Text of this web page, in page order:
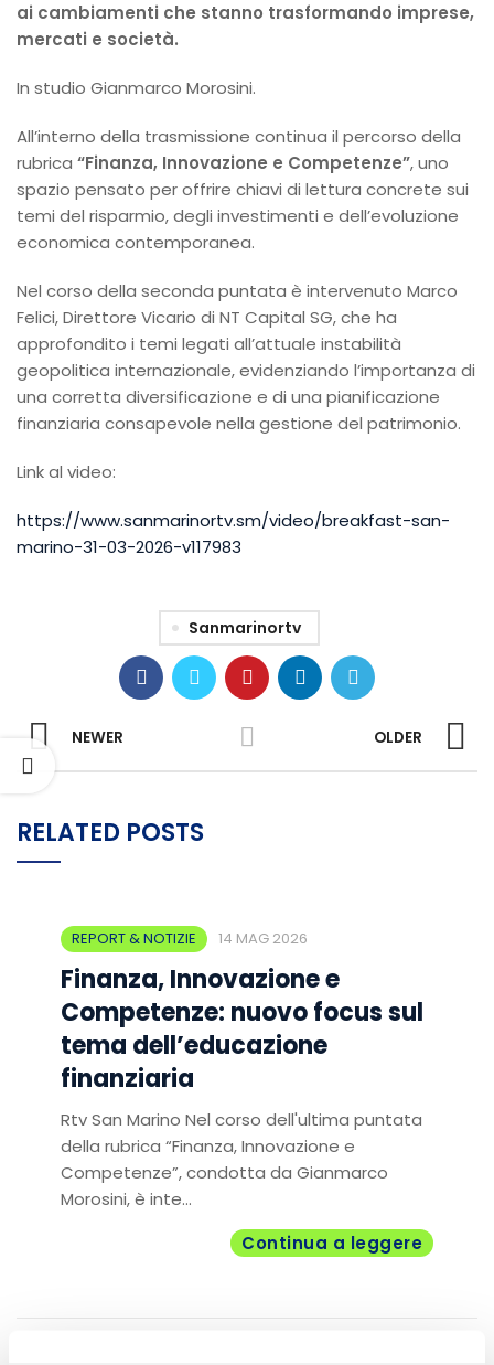
ai cambiamenti che stanno trasformando imprese,
mercati e società.
In studio Gianmarco Morosini.
All’interno della trasmissione continua il percorso della
rubrica “Finanza, Innovazione e Competenze”, uno
spazio pensato per offrire chiavi di lettura concrete sui
temi del risparmio, degli investimenti e dell’evoluzione
economica contemporanea.
Nel corso della seconda puntata è intervenuto Marco
Felici, Direttore Vicario di NT Capital SG, che ha
approfondito i temi legati all’attuale instabilità
geopolitica internazionale, evidenziando l’importanza di
una corretta diversificazione e di una pianificazione
finanziaria consapevole nella gestione del patrimonio.
Link al video:
https://www.sanmarinortv.sm/video/breakfast-san-
marino-31-03-2026-v117983
Sanmarinortv
NEWER OLDER
RELATED POSTS
REPORT & NOTIZIE 14 MAG 2026
Finanza, Innovazione e
Competenze: nuovo focus sul
tema dell’educazione
finanziaria
Rtv San Marino Nel corso dell'ultima puntata
della rubrica “Finanza, Innovazione e
Competenze”, condotta da Gianmarco
Morosini, è inte...
Continua a leggere